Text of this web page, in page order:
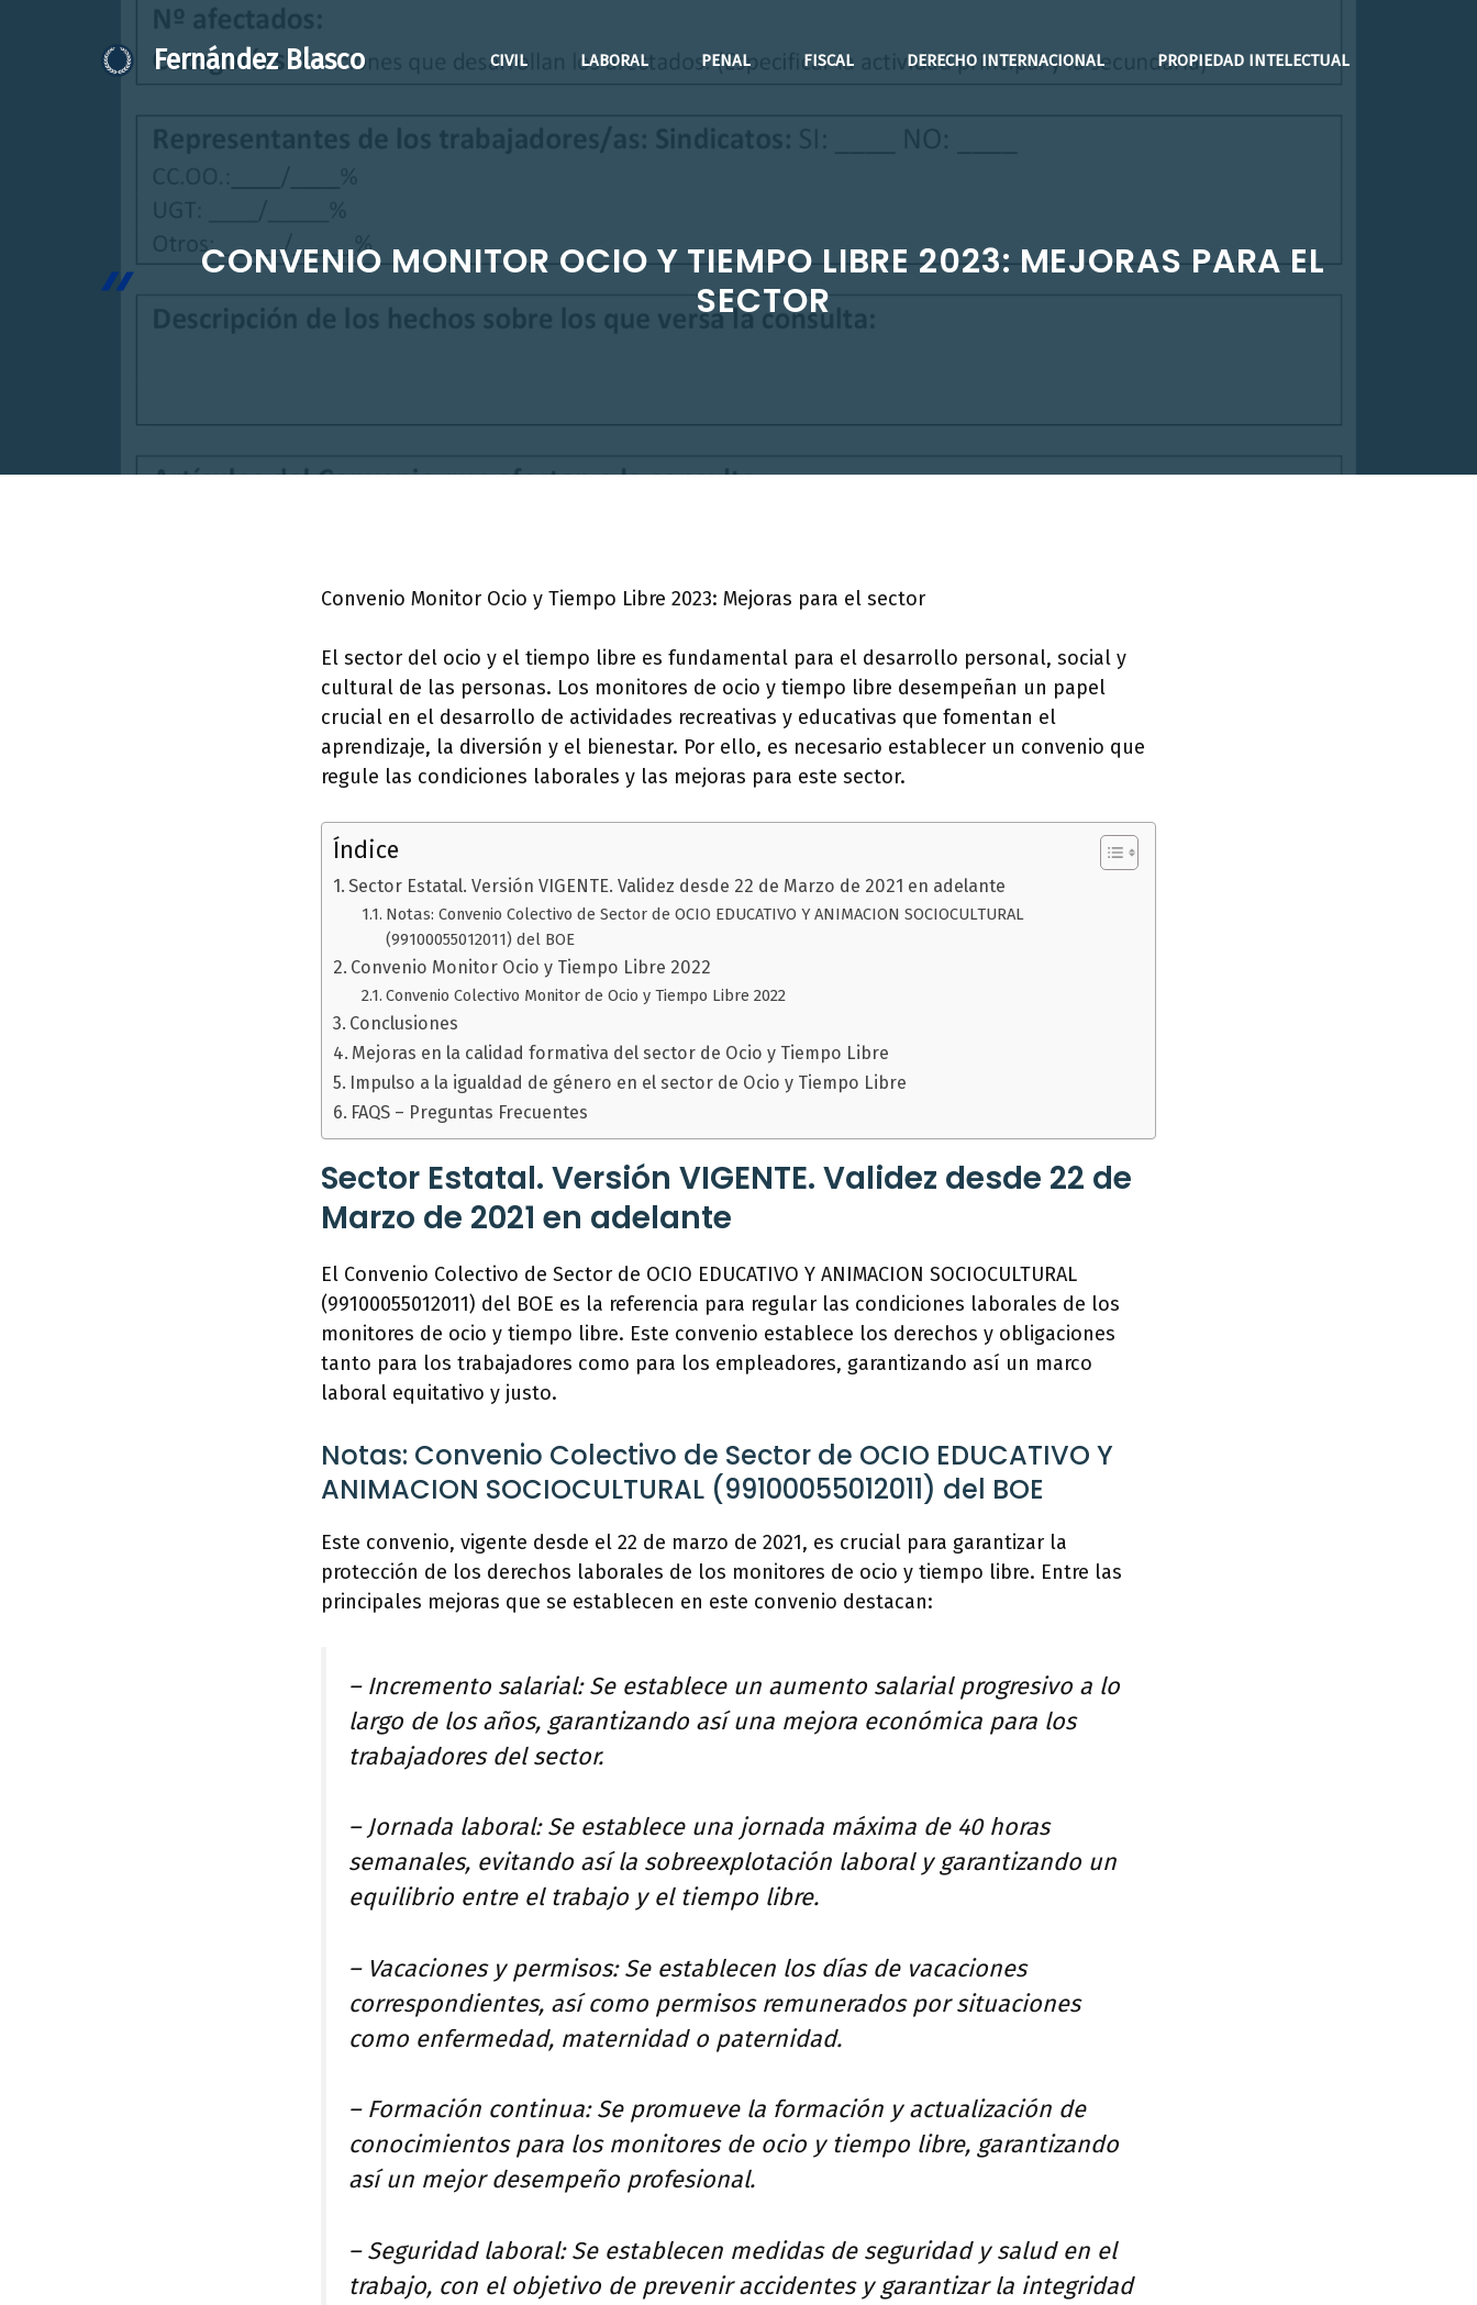
Fernández Blasco CIVIL LABORAL PENAL FISCAL DERECHO INTERNACIONAL PROPIEDAD INTELECTUAL
CONVENIO MONITOR OCIO Y TIEMPO LIBRE 2023: MEJORAS PARA EL
SECTOR
Convenio Monitor Ocio y Tiempo Libre 2023: Mejoras para el sector
El sector del ocio y el tiempo libre es fundamental para el desarrollo personal, social y
cultural de las personas. Los monitores de ocio y tiempo libre desempeñan un papel
crucial en el desarrollo de actividades recreativas y educativas que fomentan el
aprendizaje, la diversión y el bienestar. Por ello, es necesario establecer un convenio que
regule las condiciones laborales y las mejoras para este sector.
Índice
Sector Estatal. Versión VIGENTE. Validez desde 22 de Marzo de 2021 en adelante
Notas: Convenio Colectivo de Sector de OCIO EDUCATIVO Y ANIMACION SOCIOCULTURAL
(99100055012011) del BOE
Convenio Monitor Ocio y Tiempo Libre 2022
Convenio Colectivo Monitor de Ocio y Tiempo Libre 2022
Conclusiones
Mejoras en la calidad formativa del sector de Ocio y Tiempo Libre
Impulso a la igualdad de género en el sector de Ocio y Tiempo Libre
FAQS – Preguntas Frecuentes
Sector Estatal. Versión VIGENTE. Validez desde 22 de
Marzo de 2021 en adelante
El Convenio Colectivo de Sector de OCIO EDUCATIVO Y ANIMACION SOCIOCULTURAL
(99100055012011) del BOE es la referencia para regular las condiciones laborales de los
monitores de ocio y tiempo libre. Este convenio establece los derechos y obligaciones
tanto para los trabajadores como para los empleadores, garantizando así un marco
laboral equitativo y justo.
Notas: Convenio Colectivo de Sector de OCIO EDUCATIVO Y
ANIMACION SOCIOCULTURAL (99100055012011) del BOE
Este convenio, vigente desde el 22 de marzo de 2021, es crucial para garantizar la
protección de los derechos laborales de los monitores de ocio y tiempo libre. Entre las
principales mejoras que se establecen en este convenio destacan:
– Incremento salarial: Se establece un aumento salarial progresivo a lo
largo de los años, garantizando así una mejora económica para los
trabajadores del sector.
– Jornada laboral: Se establece una jornada máxima de 40 horas
semanales, evitando así la sobreexplotación laboral y garantizando un
equilibrio entre el trabajo y el tiempo libre.
– Vacaciones y permisos: Se establecen los días de vacaciones
correspondientes, así como permisos remunerados por situaciones
como enfermedad, maternidad o paternidad.
– Formación continua: Se promueve la formación y actualización de
conocimientos para los monitores de ocio y tiempo libre, garantizando
así un mejor desempeño profesional.
– Seguridad laboral: Se establecen medidas de seguridad y salud en el
trabajo, con el objetivo de prevenir accidentes y garantizar la integridad